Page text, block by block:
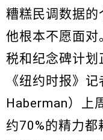
糟糕民调数据
他根本不愿面对
税和纪念碑计划
《纽约时报》
Haberman）上
约70%的精力都